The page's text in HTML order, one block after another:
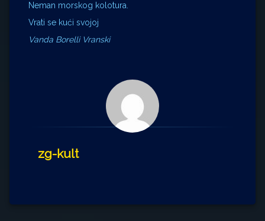
Neman morskog kolotura.
Vrati se kući svojoj
Vanda Borelli Vranski
zg-kult